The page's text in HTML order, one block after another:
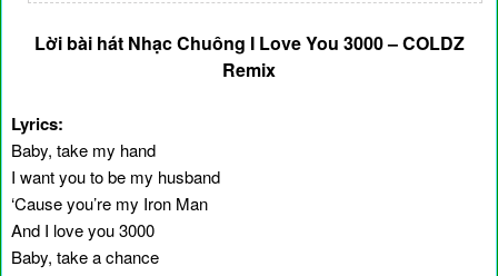
Lời bài hát Nhạc Chuông I Love You 3000 – COLDZ
Remix
Lyrics:
Baby, take my hand
I want you to be my husband
‘Cause you’re my Iron Man
And I love you 3000
Baby, take a chance